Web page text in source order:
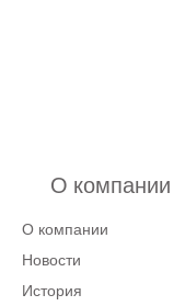
О компании
О компании
Новости
История